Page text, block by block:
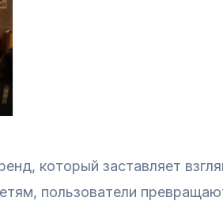
который заставляет
пользователи